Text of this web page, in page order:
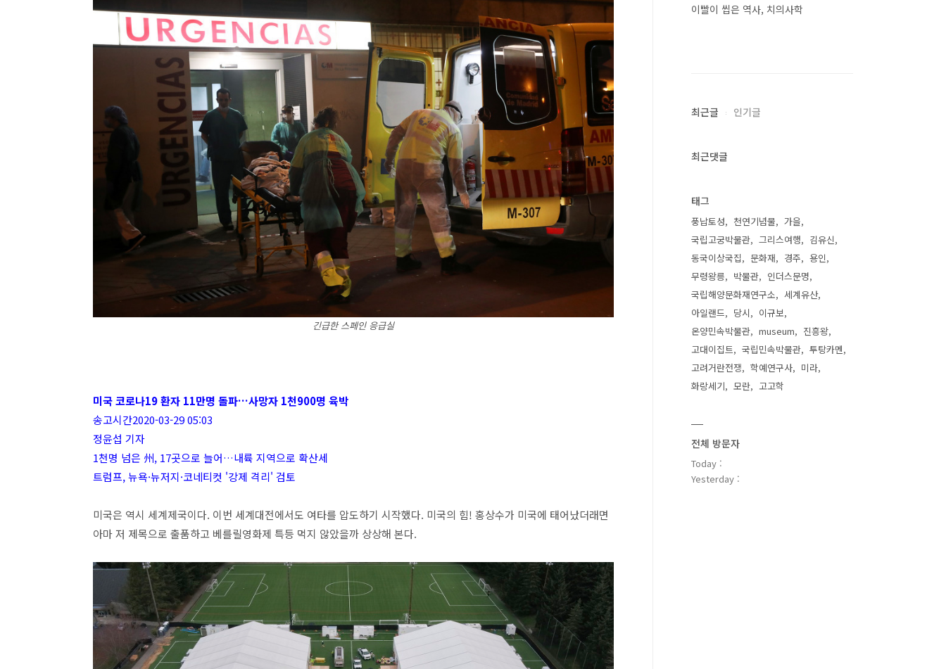
긴급한 스페인 응급실
미국 코로나19 환자 11만명 돌파…사망자 1천900명 육박
송고시간2020-03-29 05:03
정윤섭 기자
1천명 넘은 州, 17곳으로 늘어…내륙 지역으로 확산세
트럼프, 뉴욕·뉴저지·코네티컷 '강제 격리' 검토
미국은 역시 세계제국이다. 이번 세계대전에서도 여타를 압도하기 시작했다. 미국의 힘! 홍상수가 미국에 태어났더래면
아마 저 제목으로 출품하고 베를릴영화제 특등 먹지 않았을까 상상해 본다.
이빨이 씹은 역사, 치의사학
최근글 인기글
최근댓글
태그
풍납토성 천연기념물
가을
국립고궁박물관
그리스여행
김유신
동국이상국집
문화재 경주
용인
무령왕릉
박물관
인더스문명
국립해양문화재연구소
세계유산
아일랜드
당시
이규보
온양민속박물관
museum
진흥왕
고대이집트
국립민속박물관
투탕카멘
고려거란전쟁
학예연구사
미라
화랑세기
모란 고고학
전체 방문자
Today :
Yesterday :